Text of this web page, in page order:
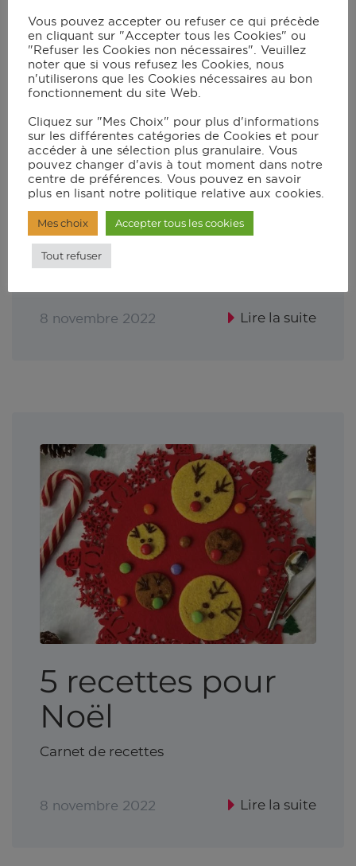
10 recettes pour
les fêtes
Carnet de recettes
8 novembre 2022 Lire la suite
5 recettes pour
Noël
Carnet de recettes
8 novembre 2022 Lire la suite
Vous pouvez accepter ou refuser ce qui précède
en cliquant sur "Accepter tous les Cookies" ou
"Refuser les Cookies non nécessaires". Veuillez
noter que si vous refusez les Cookies, nous
n'utiliserons que les Cookies nécessaires au bon
fonctionnement du site Web.
Cliquez sur "Mes Choix" pour plus d'informations
sur les différentes catégories de Cookies et pour
accéder à une sélection plus granulaire. Vous
pouvez changer d'avis à tout moment dans notre
centre de préférences. Vous pouvez en savoir
plus en lisant notre politique relative aux cookies.
Mes choix Accepter tous les cookies
Tout refuser